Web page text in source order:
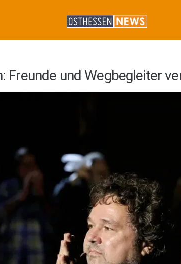
Freunde und Wegbegleiter